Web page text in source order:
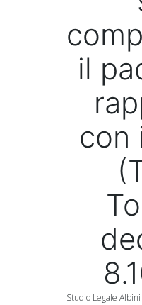
il
con
Studio Legale Albini